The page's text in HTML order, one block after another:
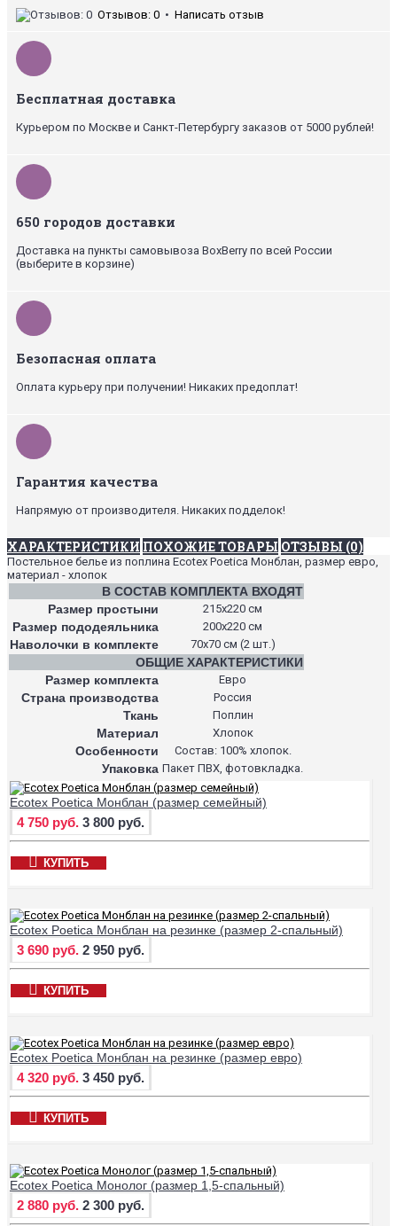
Отзывов: 0 • Написать отзыв
Бесплатная доставка
Курьером по Москве и Санкт-Петербургу заказов от 5000 рублей!
650 городов доставки
Доставка на пункты самовывоза BoxBerry по всей России
(выберите в корзине)
Безопасная оплата
Оплата курьеру при получении! Никаких предоплат!
Гарантия качества
Напрямую от производителя. Никаких подделок!
ХАРАКТЕРИСТИКИ ПОХОЖИЕ ТОВАРЫ ОТЗЫВЫ (0)
Постельное белье из поплина Ecotex Poetica Монблан, размер евро,
материал - хлопок
В СОСТАВ КОМПЛЕКТА ВХОДЯТ
Размер простыни
215х220 см
Размер пододеяльника 200х220 см
Наволочки в комплекте 70х70 см (2 шт.)
ОБЩИЕ ХАРАКТЕРИСТИКИ
Размер комплекта
Евро
Страна производства Россия
Ткань Поплин
Материал Хлопок
Особенности Состав: 100% хлопок.
Упаковка Пакет ПВХ, фотовкладка.
Ecotex Poetica Монблан (размер семейный)
4 750 руб. 3 800 руб.
КУПИТЬ
Ecotex Poetica Монблан на резинке (размер 2-спальный)
3 690 руб. 2 950 руб.
КУПИТЬ
Ecotex Poetica Монблан на резинке (размер евро)
4 320 руб. 3 450 руб.
КУПИТЬ
Ecotex Poetica Монолог (размер 1,5-спальный)
2 880 руб. 2 300 руб.